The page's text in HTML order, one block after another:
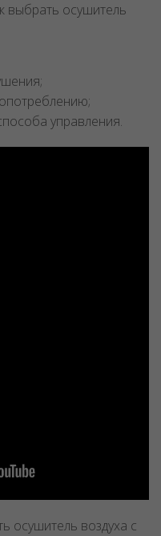
выбрать осушитель
управления.
осушитель воздуха с